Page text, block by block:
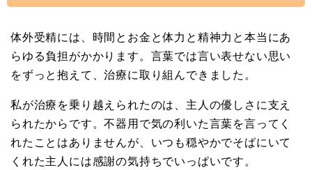
体外受精には、時間とお金と体力と精神力と本当にあ
らゆる負担がかかります。言葉では言い表せない思い
をずっと抱えて、治療に取り組んできました。
私が治療を乗り越えられたのは、主人の優しさに支え
られたからです。不器用で気の利いた言葉を言ってく
れたことはありませんが、いつも穏やかでそばにいて
くれた主人には感謝の気持ちでいっぱいです。